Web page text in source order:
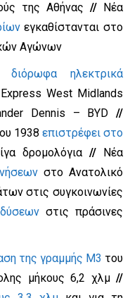
της Αθήνας // Νέα
εγκαθίστανται στο
Αγώνων
διόρωφα ηλεκτρικά
West Midlands
Dennis – BYD //
1938 επιστρέφει στο
δρομολόγια// Νέα
στο Ανατολικό
στις συγκοινωνίες
στις πράσινες
της γραμμής M3 του
μήκους 6,2 χλμ //